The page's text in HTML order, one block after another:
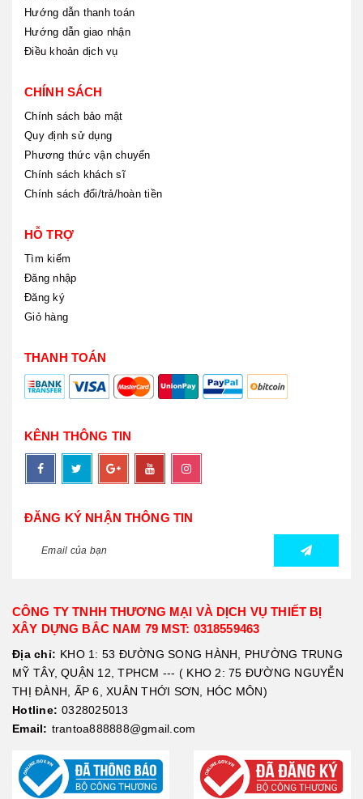
Hướng dẫn thanh toán
Hướng dẫn giao nhận
Điều khoản dịch vụ
CHÍNH SÁCH
Chính sách bảo mật
Quy định sử dụng
Phương thức vận chuyển
Chính sách khách sĩ
Chính sách đổi/trả/hoàn tiền
HỖ TRỢ
Tìm kiếm
Đăng nhập
Đăng ký
Giỏ hàng
THANH TOÁN
KÊNH THÔNG TIN
ĐĂNG KÝ NHẬN THÔNG TIN
CÔNG TY TNHH THƯƠNG MẠI VÀ DỊCH VỤ THIẾT BỊ
XÂY DỰNG BẮC NAM 79 MST: 0318559463
Địa chỉ: KHO 1: 53 ĐƯỜNG SONG HÀNH, PHƯỜNG TRUNG
MỸ TÂY, QUẬN 12, TPHCM --- ( KHO 2: 75 ĐƯỜNG NGUYỄN
THỊ ĐÀNH, ẤP 6, XUÂN THỚI SƠN, HÓC MÔN)
Hotline: 0328025013
Email: trantoa888888@gmail.com